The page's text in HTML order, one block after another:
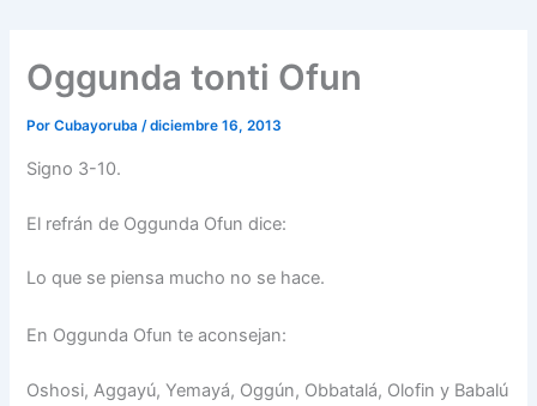
Oggunda tonti Ofun
PorCubayoruba/diciembre 16, 2013
Signo 3-10.
El refrán de Oggunda Ofun dice:
Lo que se piensa mucho no se hace.
En Oggunda Ofun te aconsejan:
Oshosi, Aggayú, Yemayá, Oggún, Obbatalá, Olofin y Babalú